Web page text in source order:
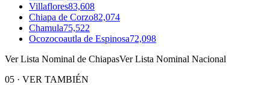
Villaflores83,608
Chiapa de Corzo82,074
Chamula75,522
Ocozocoautla de Espinosa72,098
Ver Lista Nominal de ChiapasVer Lista Nominal Nacional
05 · VER TAMBIÉN